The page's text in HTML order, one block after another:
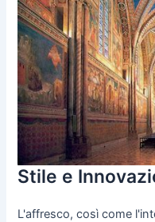
Stile e
L'affresco, così come